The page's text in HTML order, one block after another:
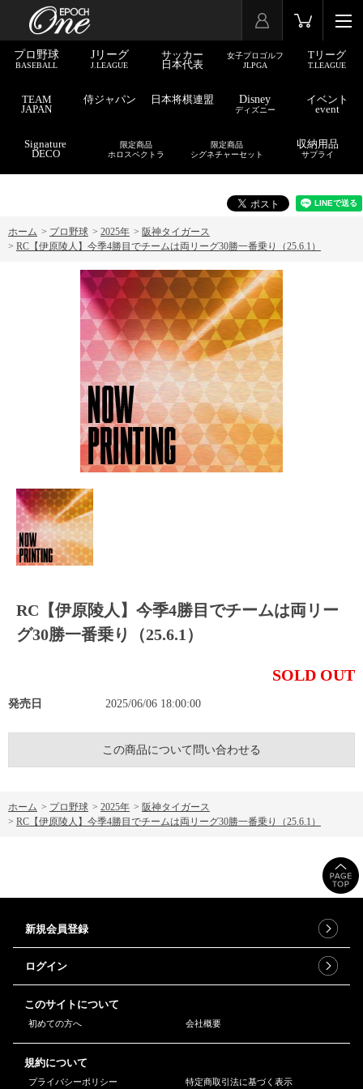
プロ野球
BASEBALL
Jリーグ
J.LEAGUE
サッカー
日本代表
女子プロゴルフ
JLPGA
Tリーグ
T.LEAGUE
TEAM
JAPAN
侍ジャパン 日本将棋連盟 Disney
ディズニー
イベント
event
Signature
DECO
限定商品
ホロスペクトラ
限定商品
シグネチャーセット
収納用品
サプライ
ホーム > プロ野球 > 2025年 > 阪神タイガース
> RC【伊原陵人】今季4勝目でチームは両リーグ30勝一番乗り（25.6.1）
RC【伊原陵人】今季4勝目でチームは両リー
グ30勝一番乗り（25.6.1）
SOLD OUT
発売日 2025/06/06 18:00:00
この商品について問い合わせる
ホーム > プロ野球 > 2025年 > 阪神タイガース
> RC【伊原陵人】今季4勝目でチームは両リーグ30勝一番乗り（25.6.1）
新規会員登録
ログイン
このサイトについて
初めての方へ 会社概要
規約について
プライバシーポリシー 特定商取引法に基づく表示